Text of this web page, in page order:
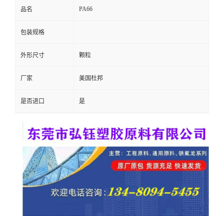
品名 PA66
包装规格
外形尺寸 颗粒
厂家 美国杜邦
是否进口 是